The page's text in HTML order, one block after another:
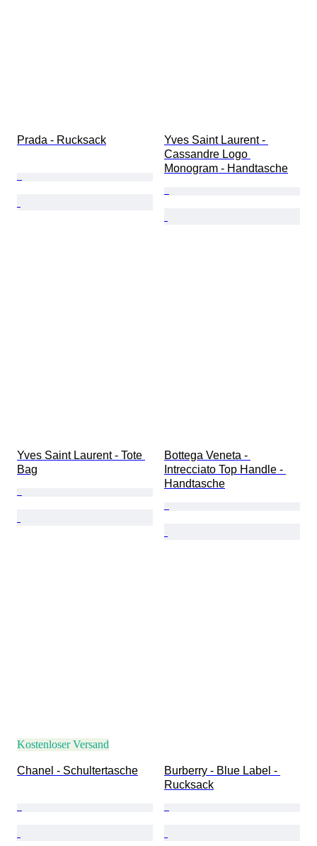
Prada - Rucksack
Yves Saint Laurent -
Cassandre Logo
Monogram - Handtasche
Yves Saint Laurent - Tote
Bag
Bottega Veneta -
Intrecciato Top Handle -
Handtasche
Kostenloser Versand
Chanel - Schultertasche
Burberry - Blue Label -
Rucksack